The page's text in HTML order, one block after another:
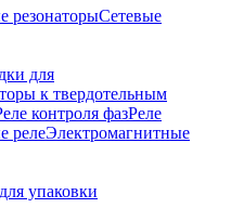
резонаторыСетевые
для
к твердотельным
контроля фазРеле
релеЭлектромагнитные
упаковки